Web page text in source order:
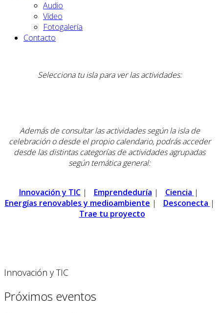
Audio
Vídeo
Fotogalería
Contacto
Selecciona tu isla para ver las actividades:
Además de consultar las actividades según la isla de
celebración o desde el propio calendario, podrás acceder
desde las distintas categorías de actividades agrupadas
según temática general:
Innovación y TIC| Emprendeduría | Ciencia |
Energías renovables y medioambiente | Desconecta |
Trae tu proyecto
Innovación y TIC
Próximos eventos